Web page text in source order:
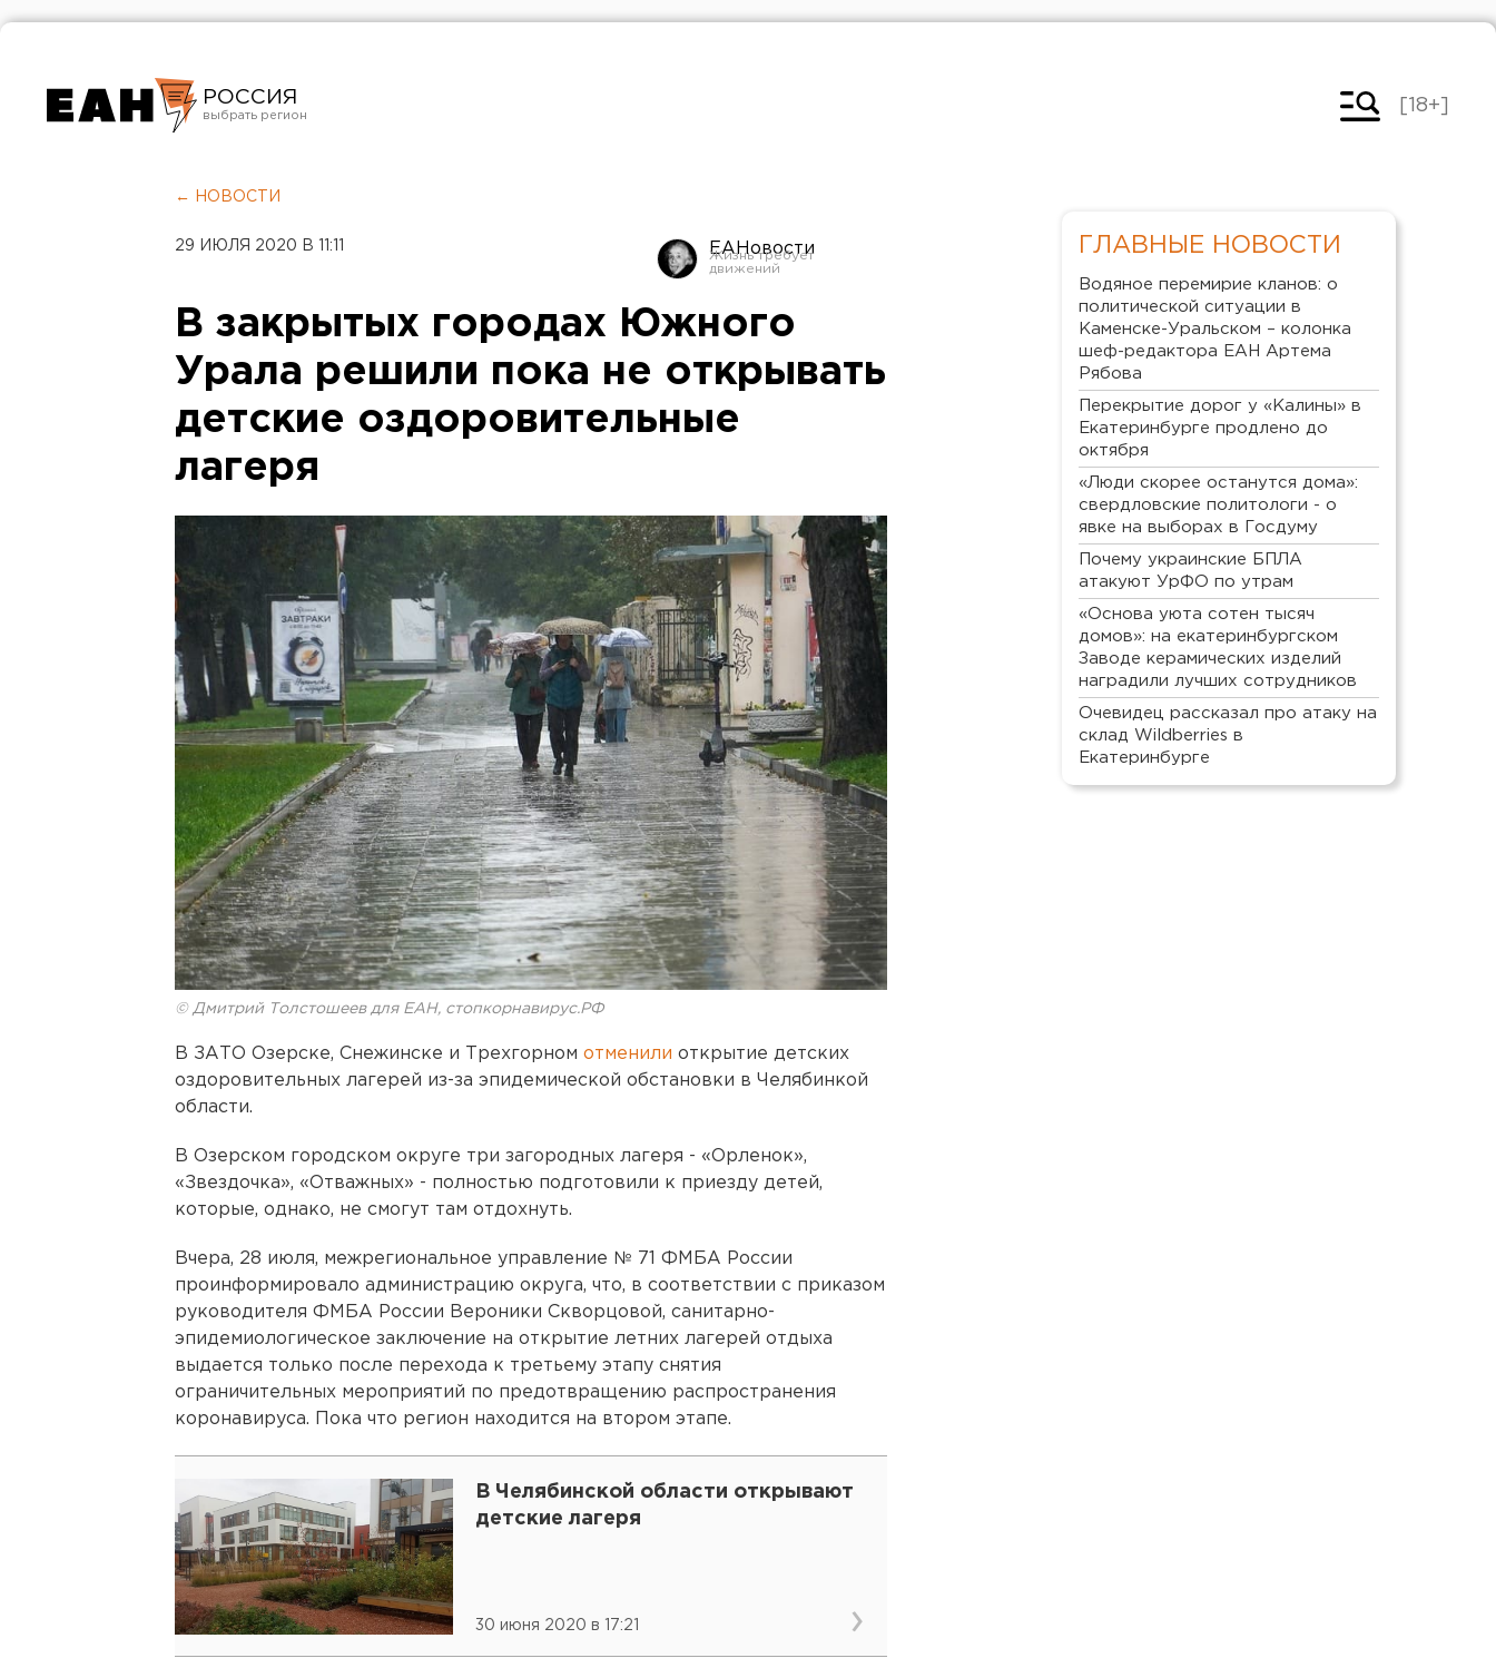
РОССИЯ
Челябинск
[18+]
← НОВОСТИ
29 ИЮЛЯ 2020 В 11:11 ЕАНовости
В закрытых городах Южного
Урала решили пока не открывать
детские оздоровительные
лагеря
© Дмитрий Толстошеев для ЕАН, стопкорнавирус.РФ
В ЗАТО Озерске, Снежинске и Трехгорном отменили открытие детских
оздоровительных лагерей из-за эпидемической обстановки в Челябинкой
области.
В Озерском городском округе три загородных лагеря - «Орленок»,
«Звездочка», «Отважных» - полностью подготовили к приезду детей,
которые, однако, не смогут там отдохнуть.
Вчера, 28 июля, межрегиональное управление № 71 ФМБА России
проинформировало администрацию округа, что, в соответствии с приказом
руководителя ФМБА России Вероники Скворцовой, санитарно-
эпидемиологическое заключение на открытие летних лагерей отдыха
выдается только после перехода к третьему этапу снятия
ограничительных мероприятий по предотвращению распространения
коронавируса. Пока что регион находится на втором этапе.
В Челябинской области открывают
детские лагеря
30 июня 2020 в 17:21
ГЛАВНЫЕ НОВОСТИ
Водяное перемирие кланов: о
политической ситуации в
Каменске-Уральском – колонка
шеф-редактора ЕАН Артема
Рябова
Перекрытие дорог у «Калины» в
Екатеринбурге продлено до
октября
«Люди скорее останутся дома»:
свердловские политологи - о
явке на выборах в Госдуму
Почему украинские БПЛА
атакуют УрФО по утрам
«Основа уюта сотен тысяч
домов»: на екатеринбургском
Заводе керамических изделий
наградили лучших сотрудников
Очевидец рассказал про атаку на
склад Wildberries в
Екатеринбурге